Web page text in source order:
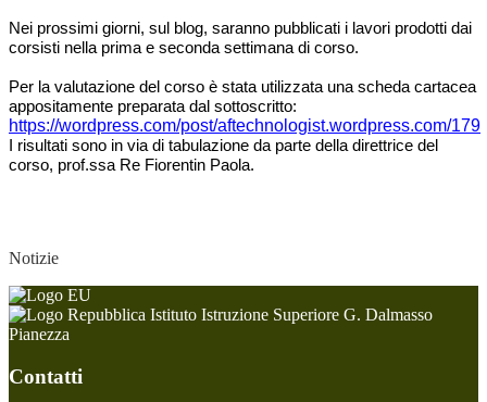
Nei prossimi giorni, sul blog, saranno pubblicati i lavori prodotti dai
corsisti nella prima e seconda settimana di corso.
Per la valutazione del corso è stata utilizzata una scheda cartacea
appositamente preparata dal sottoscritto:
https://wordpress.com/post/aftechnologist.wordpress.com/179
I risultati sono in via di tabulazione da parte della direttrice del
corso, prof.ssa Re Fiorentin Paola.
Notizie
Istituto Istruzione Superiore G. Dalmasso
Pianezza
Contatti